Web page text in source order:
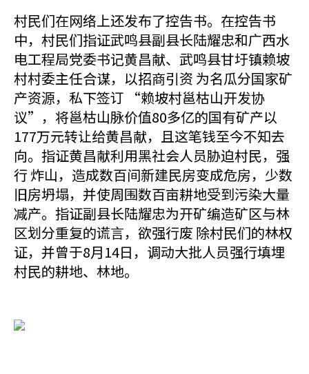
村民们在网络上还发布了控告书。在控告书
中，村民们指证武鸣县副县长陆耀忠和广西水
电工程局党委书记黄昌献、武鸣县甘圩镇赖坡
村村委主任合谋，以招商引资 为名瓜分国家矿
产资源，私下签订 “赖坡村邕枯山开发协
议”，将邕枯山脉价值80多亿的国有矿产以
177万元转让给黄昌献，且这笔钱至今不知去
向。指证黄昌献利用黑社会人员胁迫村民，强
行 炸山，造成数百间新建民房变成危房，少数
旧房坍塌，并使周围数百亩耕地受到污染大量
减产。指证副县长陆耀忠为开矿编造矿区与林
区划分重复的谎言，欲强行废 除村民们的林权
证，并曾于8月14日，调动大批人员强行填埋
村民的耕地、林地。